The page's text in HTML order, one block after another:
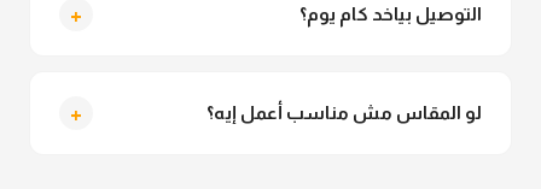
التوصيل بياخد كام يوم؟ +
لو المقاس مش مناسب أعمل إيه؟ +